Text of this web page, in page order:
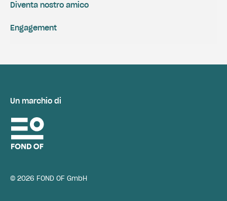
Engagement
Diventa nostro amico
Un marchio di
© 2026 FOND OF GmbH